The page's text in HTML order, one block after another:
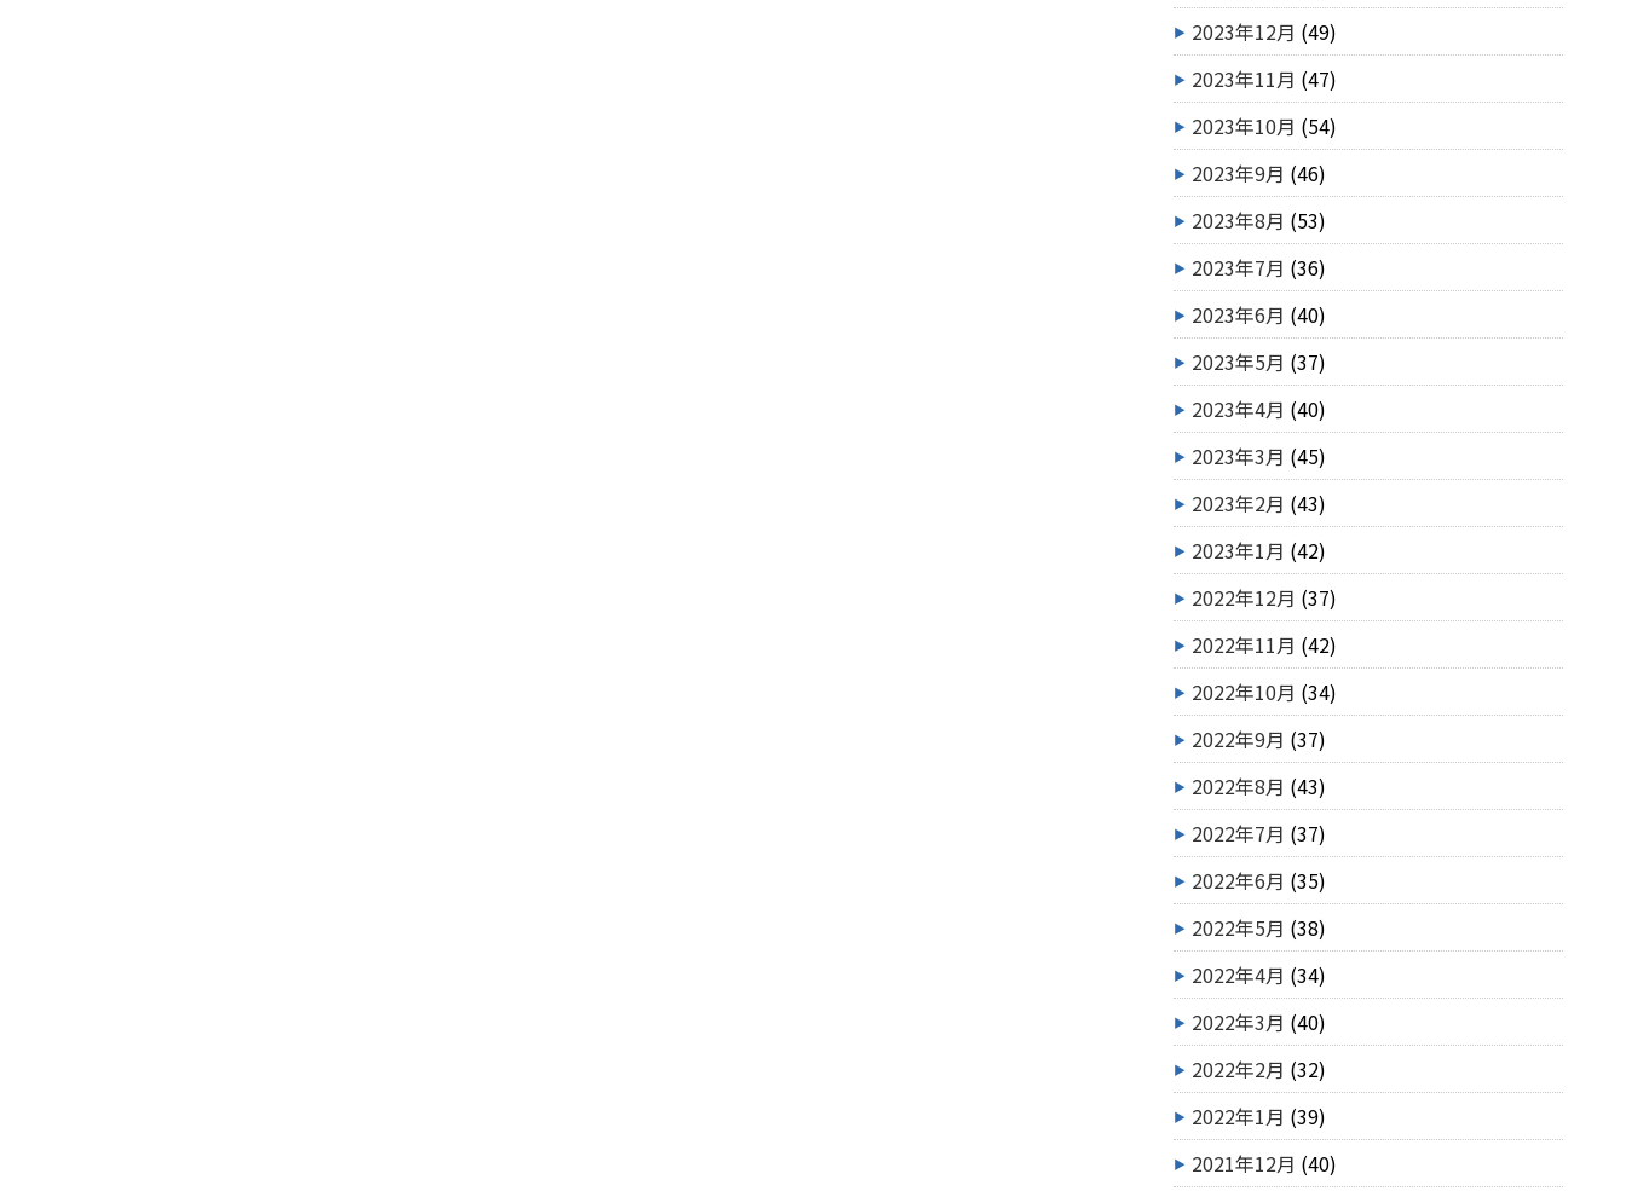
2023年12月 (49)
2023年11月 (47)
2023年10月 (54)
2023年9月 (46)
2023年8月 (53)
2023年7月 (36)
2023年6月 (40)
2023年5月 (37)
2023年4月 (40)
2023年3月 (45)
2023年2月 (43)
2023年1月 (42)
2022年12月 (37)
2022年11月 (42)
2022年10月 (34)
2022年9月 (37)
2022年8月 (43)
2022年7月 (37)
2022年6月 (35)
2022年5月 (38)
2022年4月 (34)
2022年3月 (40)
2022年2月 (32)
2022年1月 (39)
2021年12月 (40)